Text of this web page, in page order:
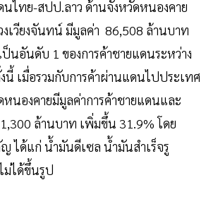
นไทย-สปป.ลาว ด้านจังหวัดหนองคาย
เวียงจันทน์ มีมูลค่า 86,508 ล้านบาท
นอันดับ 1 ของการค้าชายแดนระหว่าง
นี้ เมื่อรวมกับการค้าผ่านแดนไปประเทศ
นองคายมีมูลค่าการค้าชายแดนและ
ล้านบาท เพิ่มขึ้น 31.9% โดย
ได้แก่ น้ำมันดีเซล น้ำมันสำเร็จรู
ม่ได้ขึ้นรูป